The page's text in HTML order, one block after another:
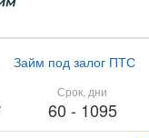
Займ под залог ПТС
Срок, дни
60 - 1095